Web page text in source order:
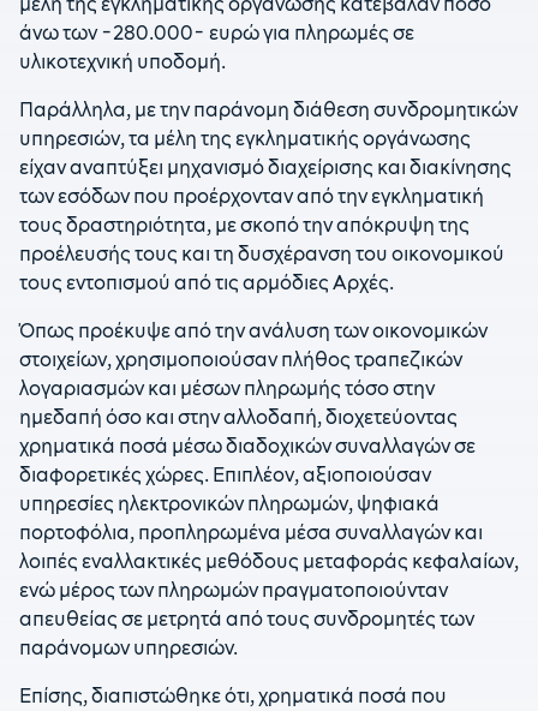
άνω των -280.000- ευρώ για πληρωμές σε
υλικοτεχνική υποδομή.
Παράλληλα, με την παράνομη διάθεση συνδρομητικών
υπηρεσιών, τα μέλη της εγκληματικής οργάνωσης
είχαν αναπτύξει μηχανισμό διαχείρισης και διακίνησης
των εσόδων που προέρχονταν από την εγκληματική
τους δραστηριότητα, με σκοπό την απόκρυψη της
προέλευσής τους και τη δυσχέρανση του οικονομικού
τους εντοπισμού από τις αρμόδιες Αρχές.
Όπως προέκυψε από την ανάλυση των οικονομικών
στοιχείων, χρησιμοποιούσαν πλήθος τραπεζικών
λογαριασμών και μέσων πληρωμής τόσο στην
ημεδαπή όσο και στην αλλοδαπή, διοχετεύοντας
χρηματικά ποσά μέσω διαδοχικών συναλλαγών σε
διαφορετικές χώρες. Επιπλέον, αξιοποιούσαν
υπηρεσίες ηλεκτρονικών πληρωμών, ψηφιακά
πορτοφόλια, προπληρωμένα μέσα συναλλαγών και
λοιπές εναλλακτικές μεθόδους μεταφοράς κεφαλαίων,
ενώ μέρος των πληρωμών πραγματοποιούνταν
απευθείας σε μετρητά από τους συνδρομητές των
παράνομων υπηρεσιών.
Επίσης, διαπιστώθηκε ότι, χρηματικά ποσά που